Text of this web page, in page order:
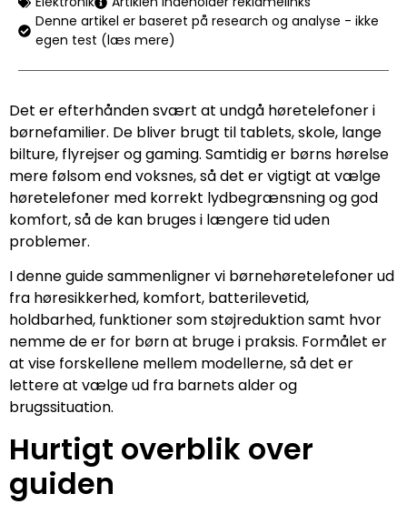
Denne artikel er baseret på research og analyse - ikke
egen test (læs mere)
Det er efterhånden svært at undgå høretelefoner i
børnefamilier. De bliver brugt til tablets, skole, lange
bilture, flyrejser og gaming. Samtidig er børns hørelse
mere følsom end voksnes, så det er vigtigt at vælge
høretelefoner med korrekt lydbegrænsning og god
komfort, så de kan bruges i længere tid uden
problemer.
I denne guide sammenligner vi børnehøretelefoner ud
fra høresikkerhed, komfort, batterilevetid,
holdbarhed, funktioner som støjreduktion samt hvor
nemme de er for børn at bruge i praksis. Formålet er
at vise forskellene mellem modellerne, så det er
lettere at vælge ud fra barnets alder og
brugssituation.
Hurtigt overblik over
guiden